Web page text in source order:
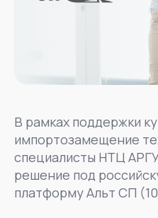
В рамках поддержки
импортозамещение
специалисты НТЦ
решение под
платформу Альт СП